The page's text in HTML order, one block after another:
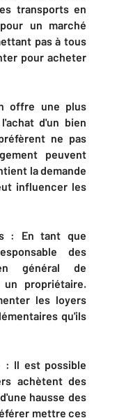
transports en
un marché
pas à tous
pour acheter
offre une plus
d'un bien
ne pas
peuvent
la demande
influencer les
: En tant que
des
général de
un propriétaire.
les loyers
qu'ils
: Il est possible
achètent des
hausse des
mettre ces